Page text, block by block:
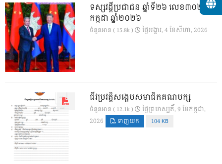
ទស្សវដ្តីប្រជាជន ឆ្នាំទី២៦ លេខ៣០២ ខែ
កក្កដា ឆ្នាំ២០២៦
ចំនួនអាន ( 15.8k ) ថ្ងៃ​អង្គារ, 4 ខែ​សីហា, 2026
ជីវប្រវត្តិសង្ខេបសមាជិកគណបក្ស
ចំនួនអាន ( 12.1k )
ថ្ងៃ​ព្រហស្បតិ៍, 9 ខែ​កក្កដា,
2026
ទាញយក 104 KB